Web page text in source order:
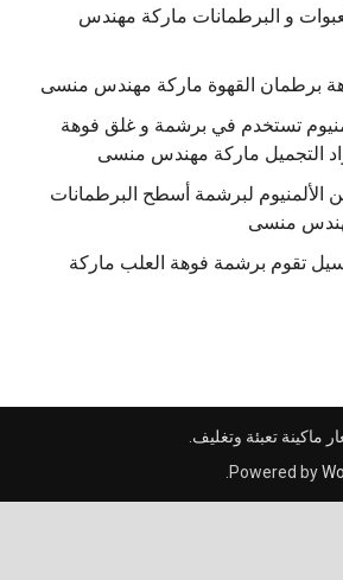
و البرطمانات ماركة مهندس
برطمان القهوة ماركة مهندس منسى
تستخدم في برشمة و غلق فوهة
التجميل ماركة مهندس منسى
لبرشمة أسطح البرطمانات
منسى
تقوم برشمة فوهة العلب ماركة
ماكينة تعبئة وتغليف
Powered by
.